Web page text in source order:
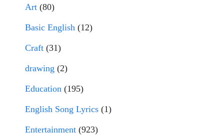
Art (80)
Basic English (12)
Craft (31)
drawing (2)
Education (195)
English Song Lyrics (1)
Entertainment (923)